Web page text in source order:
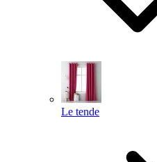
Le tende